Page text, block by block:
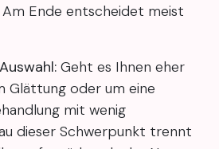
Am Ende entscheidet meist
Geht es Ihnen eher
Glättung oder um eine
mit wenig
dieser Schwerpunkt trennt